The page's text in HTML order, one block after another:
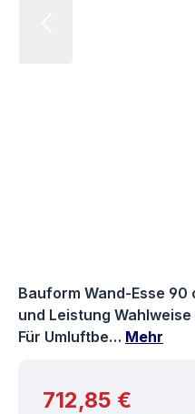
Bauform Wand-Esse
und Leistung
Für Umluftbe… Mehr
Regulärer Preis:
712,85 €